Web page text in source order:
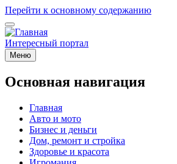
Перейти к основному содержанию
Интересный портал
Меню
Основная навигация
Главная
Авто и мото
Бизнес и деньги
Дом, ремонт и стройка
Здоровье и красота